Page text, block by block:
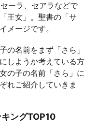
ーラ、セアラなどで
王女」。聖書の「サ
メージです。
の名前をまず「さら」
しようか考えている方
の子の名前「さら」に
れご紹介していきま
キングTOP10